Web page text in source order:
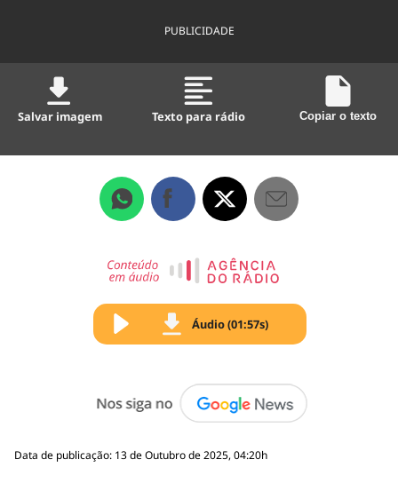
PUBLICIDADE
Salvar imagem Texto para rádio Copiar o texto
Áudio (01:57s)
Data de publicação: 13 de Outubro de 2025, 04:20h